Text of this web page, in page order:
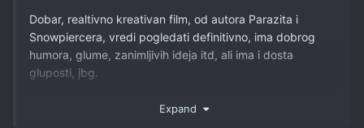
Dobar, realtivno kreativan film, od autora Parazita i
Snowpiercera, vredi pogledati definitivno, ima dobrog
humora, glume, zanimljivih ideja itd, ali ima i dosta
gluposti, jbg.
Kontam da nisu spojleri kad je otkriveno dosta i u
trejlerima, dakle on je 17 iteracija sebe, bukvalno ga
Expand